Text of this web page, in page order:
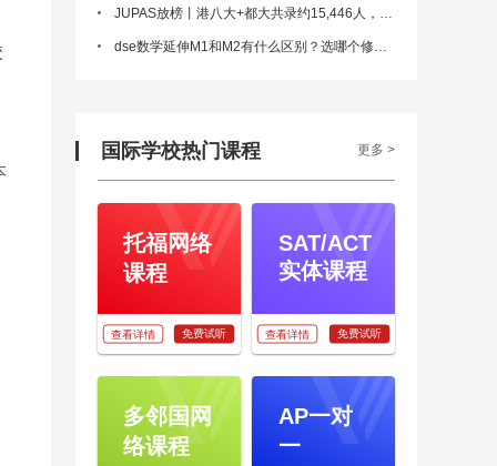
JUPAS放榜丨港八大+都大共录约15,446人，录取率超38%！
dse数学延伸M1和M2有什么区别？选哪个修读更适合自己？
国际学校热门课程 更多 >
托福网络
课程
查看详情 免费试听
SAT/ACT
实体课程
查看详情 免费试听
多邻国网
络课程
AP一对
一